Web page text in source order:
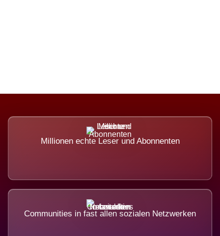
Millionen echte Leser und Abonnenten
Communities in fast allen sozialen Netzwerken